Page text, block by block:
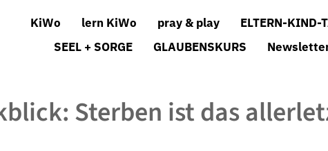
KiWo lern KiWo pray & play ELTERN-KIND-
SEEL + SORGE
GLAUBENSKURS
Sterben ist das